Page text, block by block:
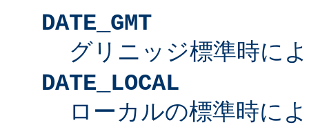
DATE_GMT
グリニッジ標準時に
DATE_LOCAL
ローカルの標準時に